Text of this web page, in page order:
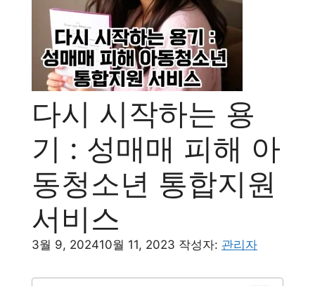
다시 시작하는 용
기 : 성매매 피해 아
동청소년 통합지원
서비스
3월 9, 202410월 11, 2023 작성자: 관리자